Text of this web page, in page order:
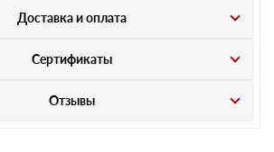
Доставка и оплата
Сертификаты
Отзывы